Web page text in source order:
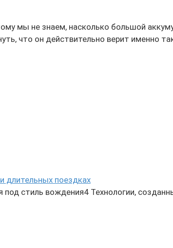
мы не знаем, насколько большой
что он действительно верит именно
длительных поездках
стиль вождения4 Технологии,